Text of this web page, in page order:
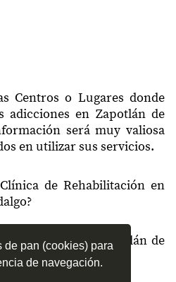
pan (cookies) para
de navegación.
Centros o Lugares donde
adicciones en Zapotlán de
será muy valiosa
en utilizar sus servicios.
de Rehabilitación en
conoces en Zapotlán de